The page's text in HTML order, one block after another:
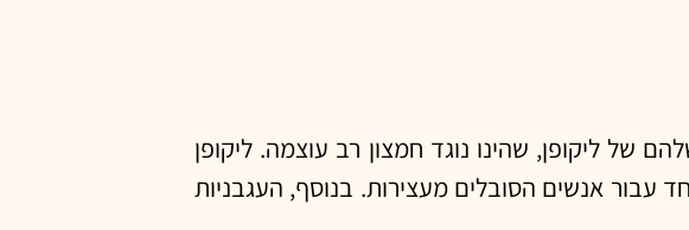
של ליקופן, שהינו נוגד חמצון רב עוצמה. ליקופן
עבור אנשים הסובלים מעצירות. בנוסף, העגבניות